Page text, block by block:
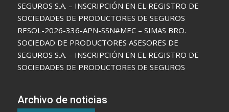
SEGUROS S.A. – INSCRIPCIÓN EN EL REGISTRO DE
SOCIEDADES DE PRODUCTORES DE SEGUROS
RESOL-2026-336-APN-SSN#MEC – SIMAS BRO.
SOCIEDAD DE PRODUCTORES ASESORES DE
SEGUROS S.A. – INSCRIPCIÓN EN EL REGISTRO DE
SOCIEDADES DE PRODUCTORES DE SEGUROS
Archivo de noticias